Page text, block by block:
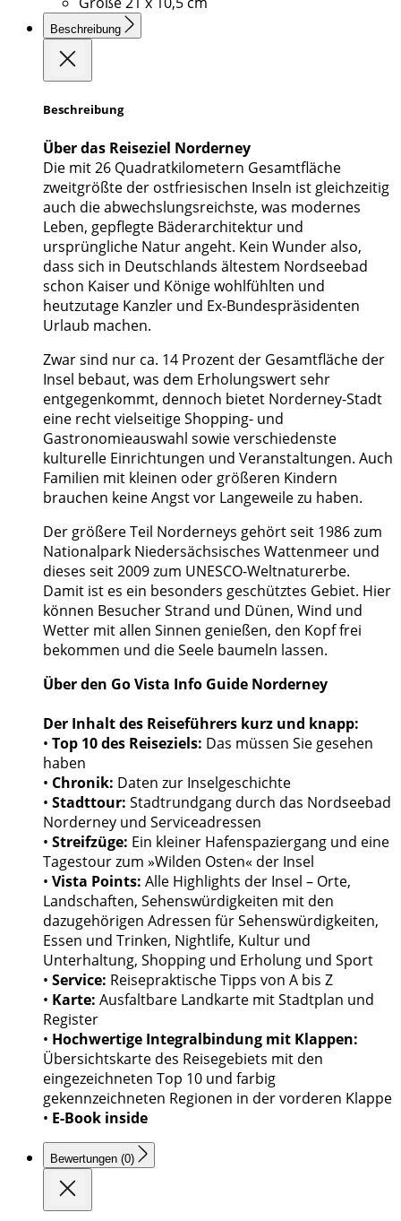
Beschreibung
Beschreibung
Über das Reiseziel Norderney
Die mit 26 Quadratkilometern Gesamtfläche
zweitgrößte der ostfriesischen Inseln ist gleichzeitig
auch die abwechslungsreichste, was modernes
Leben, gepflegte Bäderarchitektur und
ursprüngliche Natur angeht. Kein Wunder also,
dass sich in Deutschlands ältestem Nordseebad
schon Kaiser und Könige wohlfühlten und
heutzutage Kanzler und Ex-Bundespräsidenten
Urlaub machen.
Zwar sind nur ca. 14 Prozent der Gesamtfläche der
Insel bebaut, was dem Erholungswert sehr
entgegenkommt, dennoch bietet Norderney-Stadt
eine recht vielseitige Shopping- und
Gastronomieauswahl sowie verschiedenste
kulturelle Einrichtungen und Veranstaltungen. Auch
Familien mit kleinen oder größeren Kindern
brauchen keine Angst vor Langeweile zu haben.
Der größere Teil Norderneys gehört seit 1986 zum
Nationalpark Niedersächsisches Wattenmeer und
dieses seit 2009 zum UNESCO-Weltnaturerbe.
Damit ist es ein besonders geschütztes Gebiet. Hier
können Besucher Strand und Dünen, Wind und
Wetter mit allen Sinnen genießen, den Kopf frei
bekommen und die Seele baumeln lassen.
Über den Go Vista Info Guide Norderney
Der Inhalt des Reiseführers kurz und knapp:
• Top 10 des Reiseziels: Das müssen Sie gesehen
haben
• Chronik: Daten zur Inselgeschichte
• Stadttour: Stadtrundgang durch das Nordseebad
Norderney und Serviceadressen
• Streifzüge: Ein kleiner Hafenspaziergang und eine
Tagestour zum »Wilden Osten« der Insel
• Vista Points: Alle Highlights der Insel – Orte,
Landschaften, Sehenswürdigkeiten mit den
dazugehörigen Adressen für Sehenswürdigkeiten,
Essen und Trinken, Nightlife, Kultur und
Unterhaltung, Shopping und Erholung und Sport
• Service: Reisepraktische Tipps von A bis Z
• Karte: Ausfaltbare Landkarte mit Stadtplan und
Register
• Hochwertige Integralbindung mit Klappen:
Übersichtskarte des Reisegebiets mit den
eingezeichneten Top 10 und farbig
gekennzeichneten Regionen in der vorderen Klappe
• E-Book inside
Bewertungen (0)